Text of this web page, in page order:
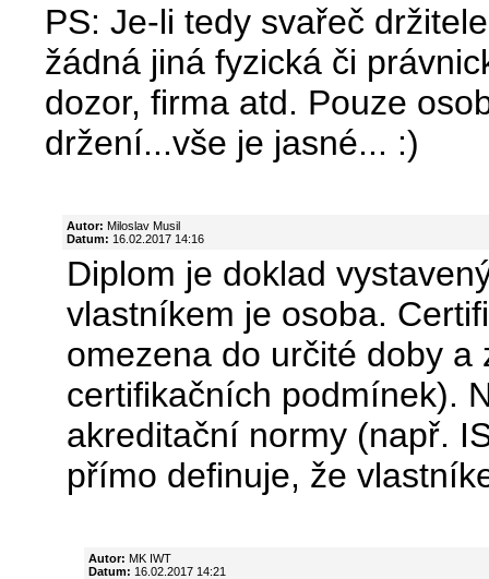
PS: Je-li tedy svařeč
žádná jiná fyzická či
dozor, firma atd. Pouze
držení...vše je jasné... :)
Autor: Miloslav Musil
Datum: 16.02.2017 14:16
Diplom je doklad
vlastníkem je osoba.
omezena do určité doby
certifikačních podmínek).
akreditační normy (např.
přímo definuje, že
Autor: MK IWT
Datum: 16.02.2017 14:21